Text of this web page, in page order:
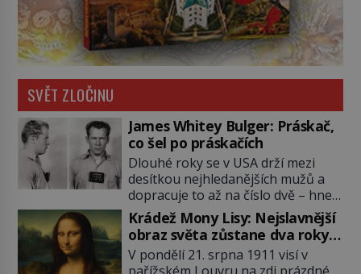
SVĚT ZLOČINU
James Whitey Bulger: Práskač,
co šel po práskačích
Dlouhé roky se v USA drží mezi
desítkou nejhledanějších mužů a
dopracuje to až na číslo dvě – hned
po Usámovi bin Ládinovi (1957–
2011). To je James „Whitey“ Bulger
(1929–2018) viněný ze spoluúčasti
na 19 vraždách, vydírání a lichvy. A
Krádež Mony Lisy: Nejslavnější
obraz světa zůstane dva roky
nezvěstný
V pondělí 21. srpna 1911 visí v